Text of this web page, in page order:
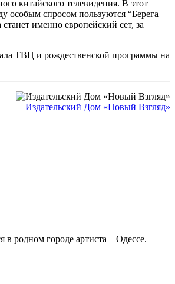
китайского телевидения. В этот
особым спросом пользуются “Берега
именно европейский сет, за
ТВЦ и рождественской программы на
Издательский Дом «Новый Взгляд»
родном городе артиста – Одессе.